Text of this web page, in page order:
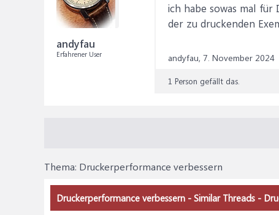
andyfau
Erfahrener User
ich habe sowas mal
der zu druckenden
andyfau, 7. November 2024
1 Person gefällt das.
Thema: Druckerperformance verbessern
Druckerperformance verbessern - Similar Threads -